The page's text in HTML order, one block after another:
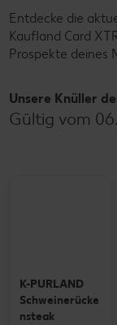
Entdecke die
Kaufland Card
Prospekte deines
Unsere Knüller
Gültig vom
K-PURLAND
Schweinerücke
nsteak